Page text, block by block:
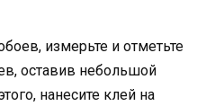
измерьте и отметьте
оставив небольшой
нанесите клей на